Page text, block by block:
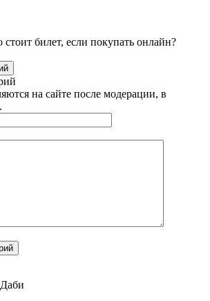
билет, если покупать онлайн?
на сайте после модерации, в